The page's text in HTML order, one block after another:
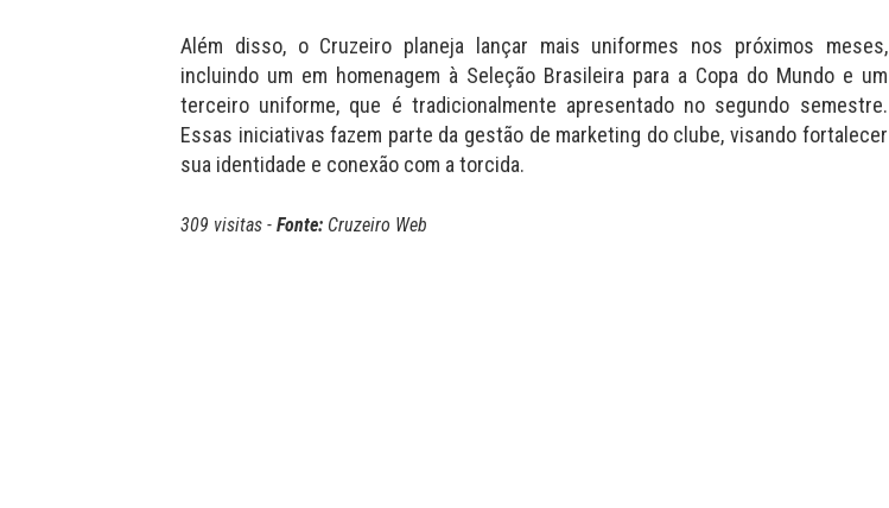
Além disso, o Cruzeiro planeja lançar mais uniformes nos próximos meses,
incluindo um em homenagem à Seleção Brasileira para a Copa do Mundo e um
terceiro uniforme, que é tradicionalmente apresentado no segundo semestre.
Essas iniciativas fazem parte da gestão de marketing do clube, visando fortalecer
sua identidade e conexão com a torcida.
309 visitas - Fonte: Cruzeiro Web